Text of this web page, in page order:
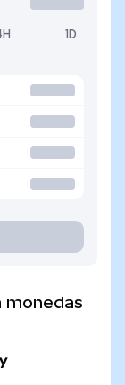
1D
monedas